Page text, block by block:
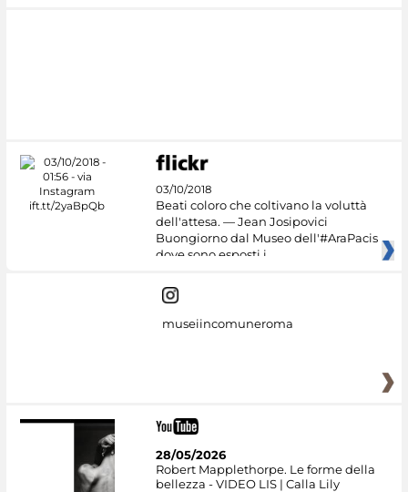
03/10/2018
Beati coloro che coltivano la voluttà
dell'attesa. — Jean Josipovici
Buongiorno dal Museo dell'#AraPacis
dove sono esposti i
museiincomuneroma
28/05/2026
Robert Mapplethorpe. Le forme della
bellezza - VIDEO LIS | Calla Lily